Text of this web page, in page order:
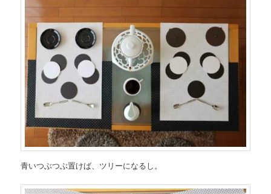
青いつぶつぶ置けば、ツリーになるし。